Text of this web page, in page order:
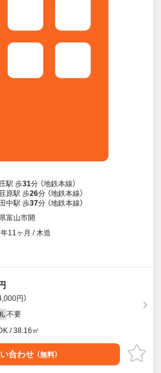
駅 歩31分 （地鉄本線）
原駅 歩26分 （地鉄本線）
中駅 歩37分 （地鉄本線）
富山市開
11ヶ月 / 木造
円）
不要
/ 38.16㎡
合わせ （無料）